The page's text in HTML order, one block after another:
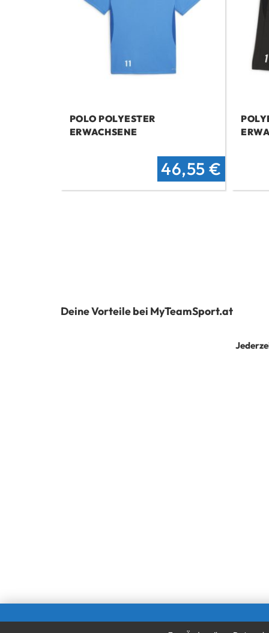
POLO POLYESTER
ERWACHSENE
Ursprünglicher
Preis
46,55€
Preis
Deine Vorteile bei MyTeamSport.at